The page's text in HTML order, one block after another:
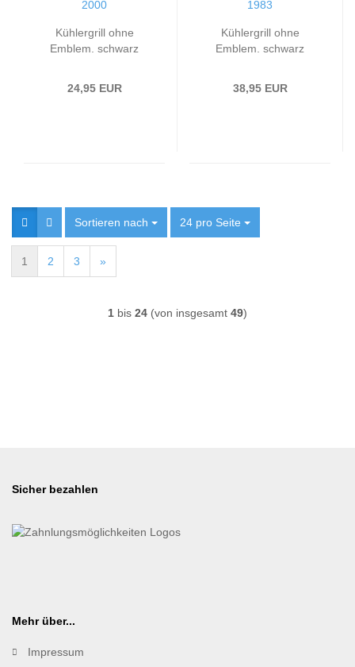
Kühlergrill ohne
Emblem, schwarz
2000
24,95 EUR
Kühlergrill ohne
Emblem, schwarz
1983
38,95 EUR
Sortieren nach
Sortieren nach 24 pro Seite
pro Seite
1 2 3 »
1 bis 24 (von insgesamt 49)
Sicher bezahlen
Mehr über...
Impressum